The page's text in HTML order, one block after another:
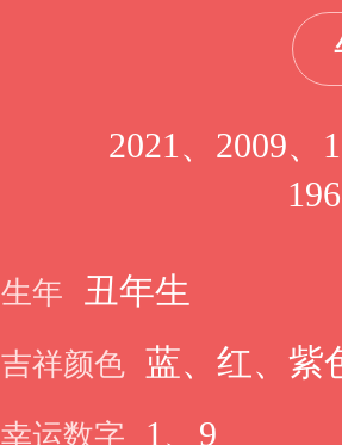
2021、2009、
生年 丑年生
吉祥颜色 蓝、红、紫
幸运数字 1、9